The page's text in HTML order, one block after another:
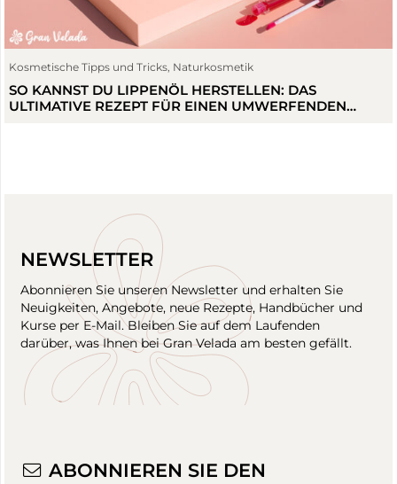
Esoterische Kerzen ,Keine Kategorie,Kerzenherstellung
WIE MAN GLÜCKSKERZEN HERSTELLT
NEWSLETTER
Abonnieren Sie unseren Newsletter und erhalten Sie
Neuigkeiten, Angebote, neue Rezepte, Handbücher und
Kurse per E-Mail. Bleiben Sie auf dem Laufenden
darüber, was Ihnen bei Gran Velada am besten gefällt.
ABONNIEREN SIE DEN